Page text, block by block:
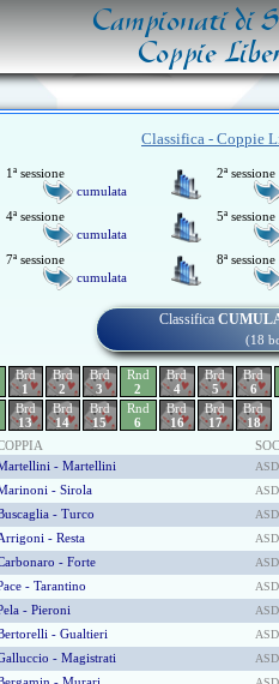
Campionati di
Coppie
Classifica - Coppie
1ª sessione
cumulata
2ª sessione
4ª sessione
cumulata
5ª sessione
7ª sessione
cumulata
8ª sessione
Classifica
(18
Brd
1
Brd
2
Brd
3
Rnd
2
Brd
4
Brd
5
Brd
6
Brd
13
Brd
14
Brd
15
Rnd
6
Brd
16
Brd
17
Brd
18
- Martellini
- Sirola
- Turco
- Resta
- Forte
- Tarantino
- Pieroni
- Gualtieri
- Magistrati